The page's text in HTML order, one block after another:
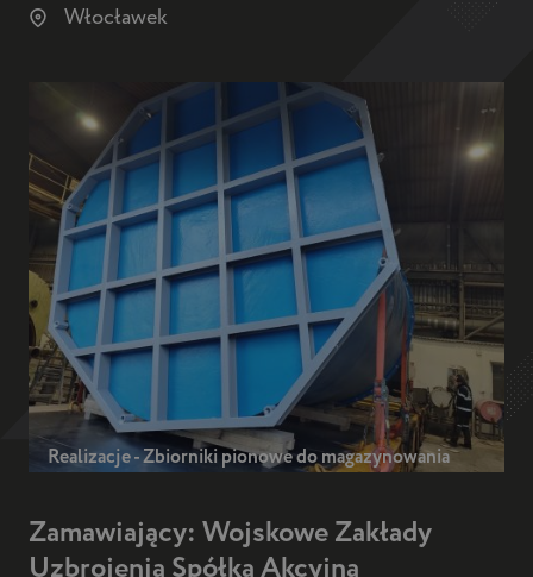
Włocławek
Realizacje - Zbiorniki pionowe do magazynowania
Zamawiający: Wojskowe Zakłady